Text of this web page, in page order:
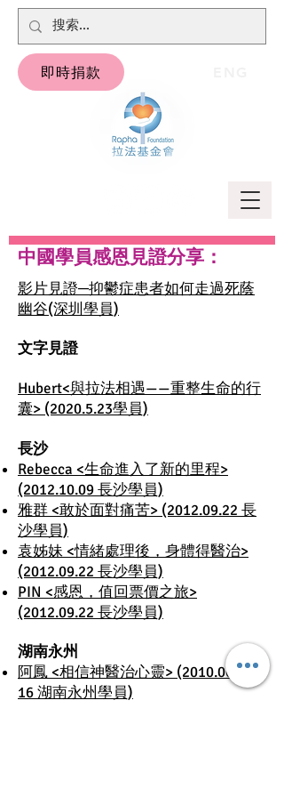
即時捐款
中國學員感恩見證分享：
影片見證─抑鬱症患者如何走過死蔭
幽谷(深圳學員)
文字見證
Hubert<與拉法相遇——重整生命的行
囊> (2020.5.23學員)
長沙
Rebecca <生命進入了新的里程>
(2012.10.09 長沙學員)
雅群 <敢於面對痛苦> (2012.09.22 長
沙學員)
袁姊妹 <情緒處理後，身體得醫治>
(2012.09.22 長沙學員)
PIN <感恩，值回票價之旅>
(2012.09.22 長沙學員)
湖南永州
阿鳳 <相信神醫治心靈> (2010.06.12-
16 湖南永州學員)